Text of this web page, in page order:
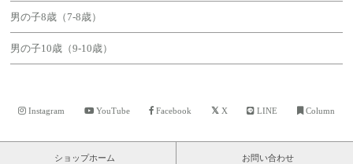
男の子8歳（7-8歳）
男の子10歳（9-10歳）
Instagram YouTube Facebook X LINE Column
ショップホーム お問い合わせ